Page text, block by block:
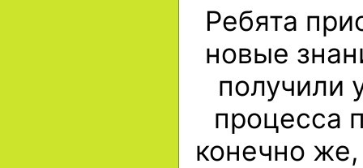
Ребята
новые
получили
процесса
конечно